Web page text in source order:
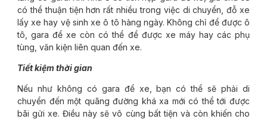
có thể thuận tiện hơn rất nhiều trong việc di chuyển, đỗ xe
lấy xe hay vệ sinh xe ô tô hàng ngày. Không chỉ để được ô
tô, gara để xe còn có thể để được xe máy hay các phụ
tùng, văn kiện liên quan đến xe.
Tiết kiệm thời gian
Nếu như không có gara để xe, bạn có thể sẽ phải di
chuyển đến một quãng đường khá xa mới có thể tới được
bãi gửi xe. Điều này sẽ vô cùng bất tiện và còn khiến cho